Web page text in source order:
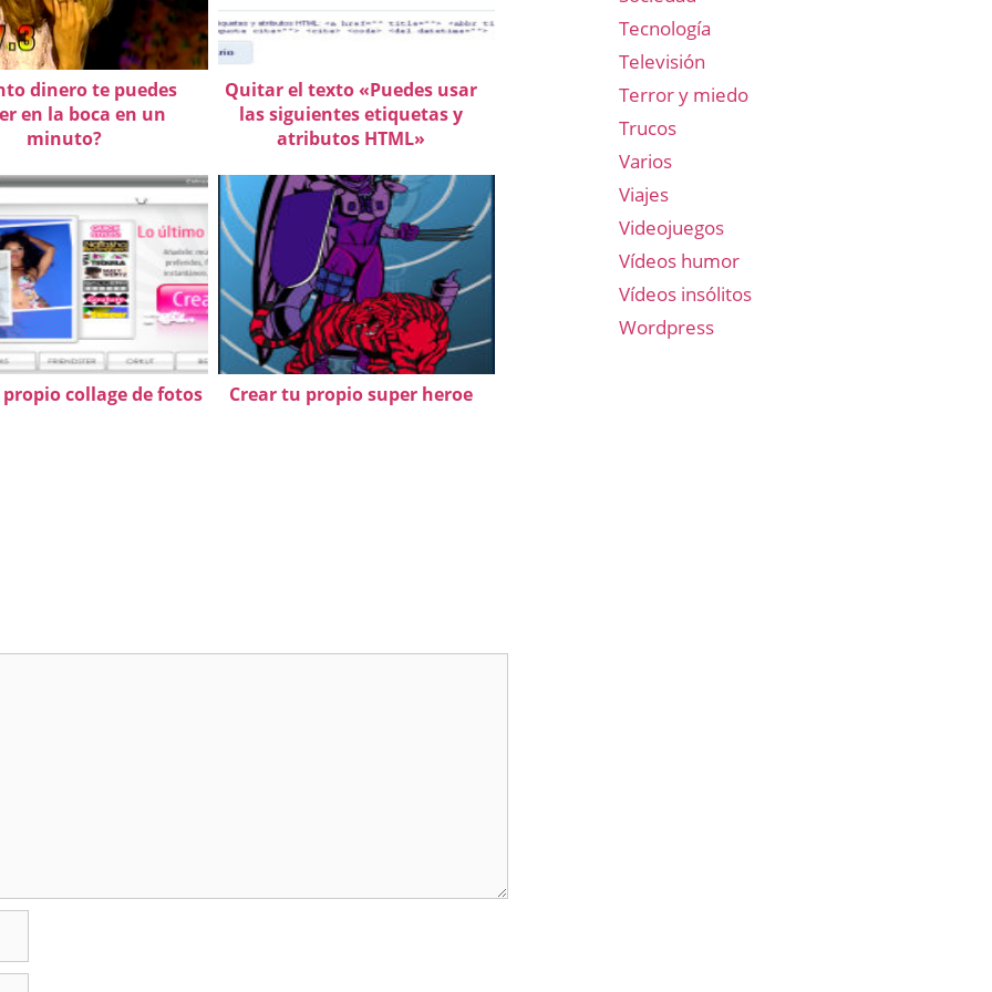
dinero te puedes
en la boca en un
minuto?
Quitar el texto «Puedes usar
las siguientes etiquetas y
atributos HTML»
collage de fotos Crear tu propio super heroe
Tecnología
Televisión
Terror y miedo
Trucos
Varios
Viajes
Videojuegos
Vídeos humor
Vídeos insólitos
Wordpress